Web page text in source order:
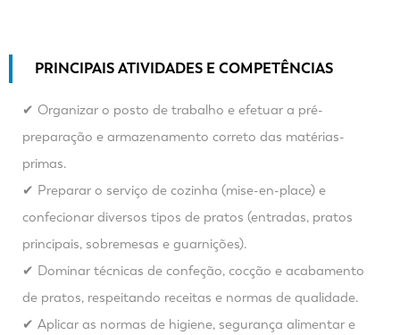
PRINCIPAIS ATIVIDADES E COMPETÊNCIAS
✔ Organizar o posto de trabalho e efetuar a pré-
preparação e armazenamento correto das matérias-
primas.
✔ Preparar o serviço de cozinha (mise-en-place) e
confecionar diversos tipos de pratos (entradas, pratos
principais, sobremesas e guarnições).
✔ Dominar técnicas de confeção, cocção e acabamento
de pratos, respeitando receitas e normas de qualidade.
✔ Aplicar as normas de higiene, segurança alimentar e